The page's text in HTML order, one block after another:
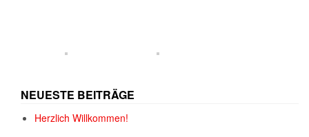
NEUESTE BEITRÄGE
Herzlich Willkommen!